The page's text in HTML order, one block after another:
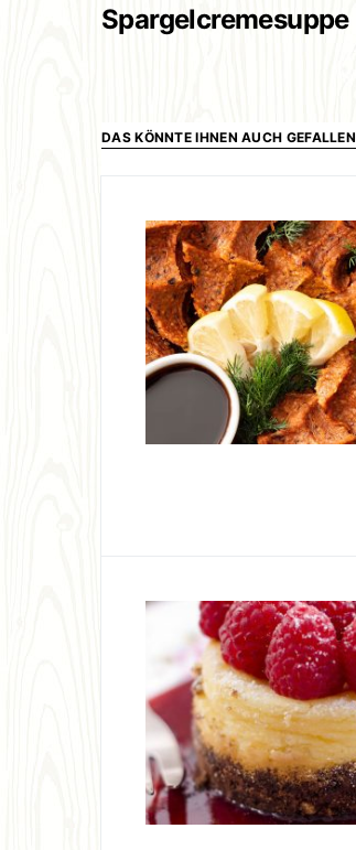
Spargelcremesuppe
DAS KÖNNTE IHNEN AUCH GEFALLEN